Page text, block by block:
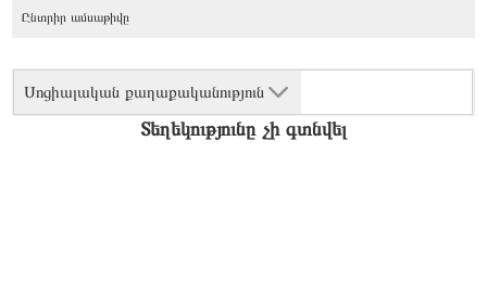
Սոցիալական քաղաքականություն
Տեղեկությունը չի գտնվել